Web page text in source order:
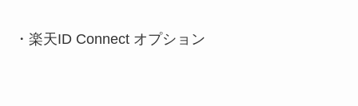
・楽天ID Connect オプション